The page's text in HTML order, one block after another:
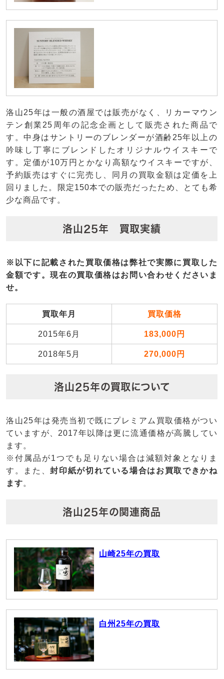
洛山25年は一般の酒屋では販売がなく、リカーマウン
テン創業25周年の記念企画として販売された商品で
す。中身はサントリーのブレンダーが酒齢25年以上の
吟味し丁寧にブレンドしたオリジナルウイスキーで
す。定価が10万円とかなり高額なウイスキーですが、
予約販売はすぐに完売し、同月の買取金額は定価を上
回りました。限定150本での販売だったため、とても希
少な商品です。
洛山25年 買取実績
※以下に記載された買取価格は弊社で実際に買取した
金額です。現在の買取価格はお問い合わせくださいま
せ。
買取年月 買取価格
2015年6月 183,000円
2018年5月 270,000円
洛山25年の買取について
洛山25年は発売当初で既にプレミアム買取価格がつい
ていますが、2017年以降は更に流通価格が高騰してい
ます。
※付属品が1つでも足りない場合は減額対象となりま
す。また、封印紙が切れている場合はお買取できかね
ます。
洛山25年の関連商品
山崎25年の買取
白州25年の買取